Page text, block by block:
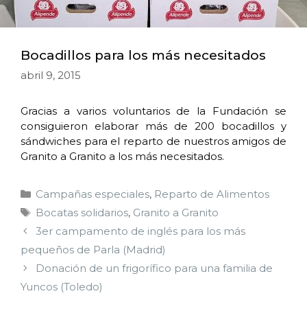
Bocadillos para los más necesitados
abril 9, 2015
Gracias a varios voluntarios de la Fundación se
consiguieron elaborar más de 200 bocadillos y
sándwiches para el reparto de nuestros amigos de
Granito a Granito a los más necesitados.
Campañas especiales, Reparto de Alimentos
Bocatas solidarios, Granito a Granito
3er campamento de inglés para los más
pequeños de Parla (Madrid)
Donación de un frigorífico para una familia de
Yuncos (Toledo)